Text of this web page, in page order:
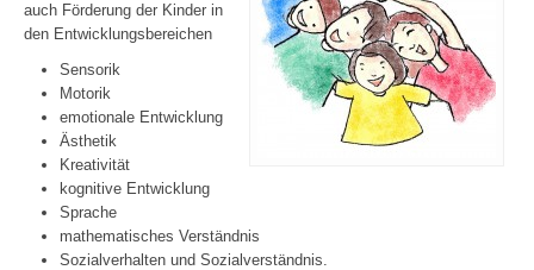
auch Förderung der Kinder in
den Entwicklungsbereichen
Sensorik
Motorik
emotionale Entwicklung
Ästhetik
Kreativität
kognitive Entwicklung
Sprache
mathematisches Verständnis
Sozialverhalten und Sozialverständnis.